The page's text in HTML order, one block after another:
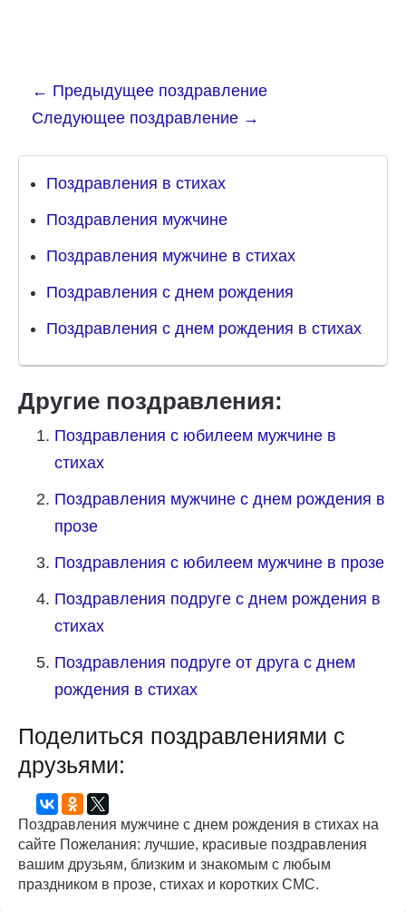
← Предыдущее поздравление
Следующее поздравление →
Поздравления в стихах
Поздравления мужчине
Поздравления мужчине в стихах
Поздравления с днем рождения
Поздравления с днем рождения в стихах
Другие поздравления:
Поздравления с юбилеем мужчине в
стихах
Поздравления мужчине с днем рождения в
прозе
Поздравления с юбилеем мужчине в прозе
Поздравления подруге с днем рождения в
стихах
Поздравления подруге от друга с днем
рождения в стихах
Поделиться поздравлениями с
друзьями:
Поздравления мужчине с днем рождения в стихах на
сайте Пожелания: лучшие, красивые поздравления
вашим друзьям, близким и знакомым с любым
праздником в прозе, стихах и коротких СМС.